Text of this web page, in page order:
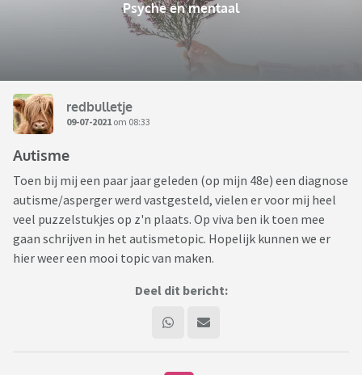
Psyche en mentaal
redbulletje
09-07-2021 om 08:33
Autisme
Toen bij mij een paar jaar geleden (op mijn 48e) een diagnose
autisme/asperger werd vastgesteld, vielen er voor mij heel
veel puzzelstukjes op z'n plaats. Op viva ben ik toen mee
gaan schrijven in het autismetopic. Hopelijk kunnen we er
hier weer een mooi topic van maken.
Deel dit bericht: